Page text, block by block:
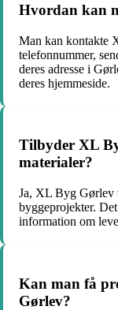
Hvordan kan
Man kan kontakte
telefonnummer,
deres adresse i
deres hjemmeside.
Tilbyder XL
materialer?
Ja, XL Byg Gørlev
byggeprojekter.
information om
Kan man få
Gørlev?